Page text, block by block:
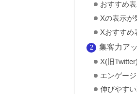
おすすめ
Xの表示が
Xおすすめ
集客力ア
X(旧
エンゲー
伸びやす